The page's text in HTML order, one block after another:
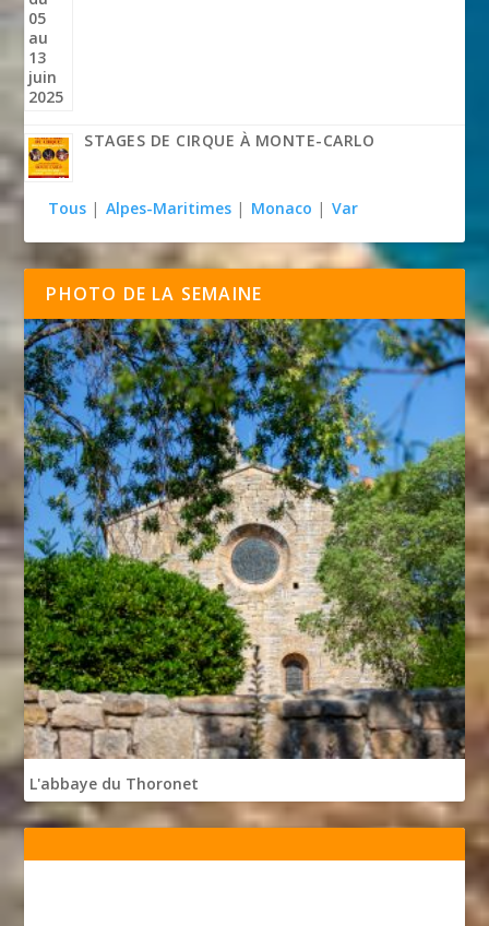
STAGES DE CIRQUE À MONTE-CARLO
Tous | Alpes-Maritimes | Monaco | Var
PHOTO DE LA SEMAINE
L'abbaye du Thoronet